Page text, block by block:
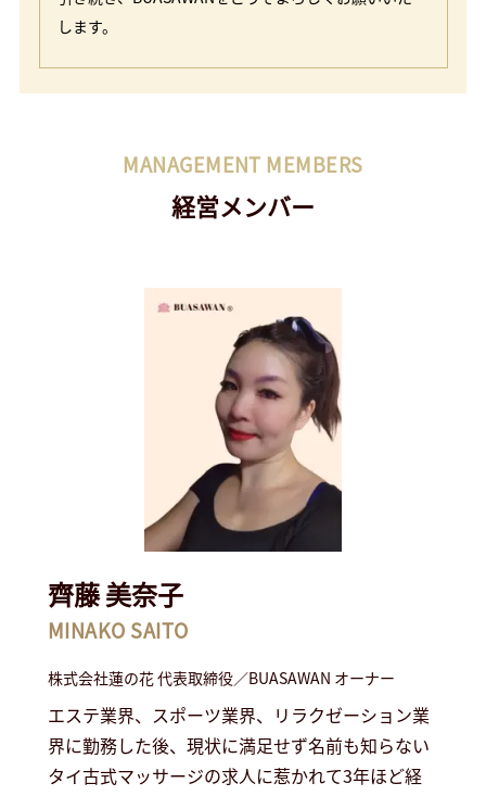
します。
MANAGEMENT MEMBERS
経営メンバー
齊藤 美奈子
MINAKO SAITO
株式会社蓮の花 代表取締役／BUASAWAN オーナー
エステ業界、スポーツ業界、リラクゼーション業
界に勤務した後、現状に満足せず名前も知らない
タイ古式マッサージの求人に惹かれて3年ほど経